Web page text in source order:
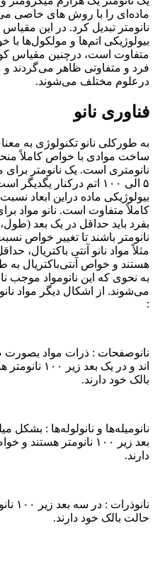
ماده‌ای را با روش های خاصی
نانومتر تبدیل کرد. در این
بیولوژیکی اتم‌ها و مولکول‌ها
متفاوت است، درچنین مقیاس
فرد و متفاوتی ظاهر می‌گردند
درعلوم مختلف می‌شوند.
فناوری نانو
به طورکلی نانو تکنولوژی به
ساخت موادی با خواص کاملاً
نانومتری است. یک نانومتر برای
۵ الی ۱۰۰ اتم درکنار
بیولوژیکی ماده دراین ابعاد
کاملاً متفاوت است. نانو مواد
نانومتر باشند تا تغییر خواص
هستند و خواص آنتی‌باکتریال
به نحوی که این نانومواد موجب
می‌شوند. از اشکال دیگر مواد
:
نانوصفحات : ذرات مواد بصورت
اند و در یک
بالک خود دارند.
نانومیله‌ها و نانولوله‌ها : بشکل
بعد زیر ۱۰۰ نانومتر
دارند.
حالت بالک خود دارند.